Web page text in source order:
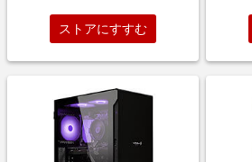
ストアにすすむ